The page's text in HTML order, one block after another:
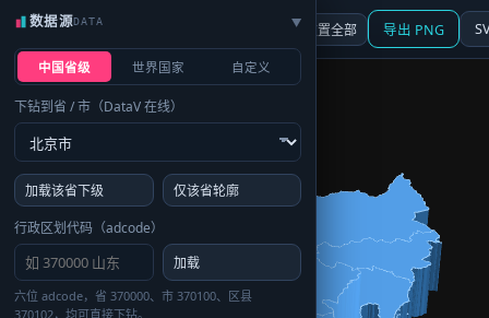
☰ 面板 地图 重置全部 导出 PNG
数据源DATA ▶
中国省级 世界国家 自定义
下钻到省 / 市（DataV 在线）
加载该省下级
仅该省轮廓
行政区划代码（adcode）
加载
六位 adcode，省 370000、市 370100、区县
370102，均可直接下钻。